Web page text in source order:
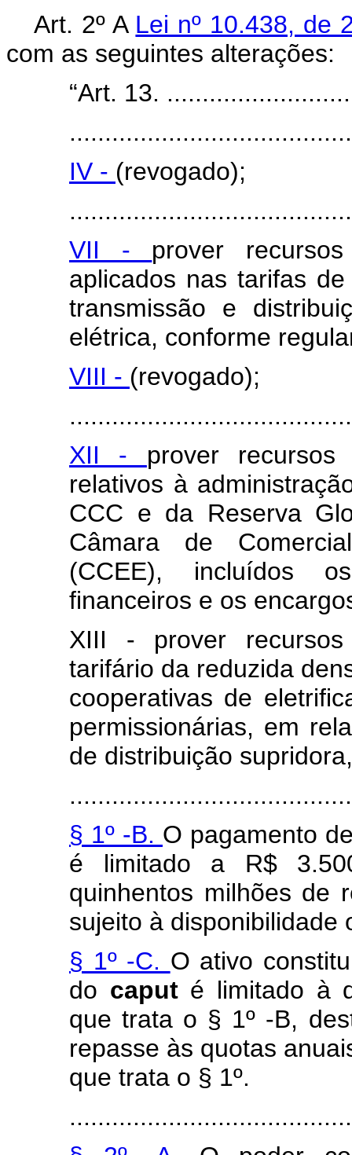
Art. 2º A Lei nº 10.438, de
com as seguintes alterações:
“Art. 13.
IV - (revogado);
VII - prover
aplicados nas tarifas
transmissão e
elétrica, conforme
VIII - (revogado);
XII - prover
relativos à
CCC e da Reserva
Câmara de
(CCEE), incluídos
financeiros e os
XIII - prover
tarifário da reduzida
cooperativas de
permissionárias, em
de distribuição
§ 1º -B. O pagamento
é limitado a R$
quinhentos milhões de
sujeito à disponibilidade
§ 1º -C. O ativo
do caput é limitado à
que trata o § 1º -B,
repasse às quotas
que trata o § 1º.